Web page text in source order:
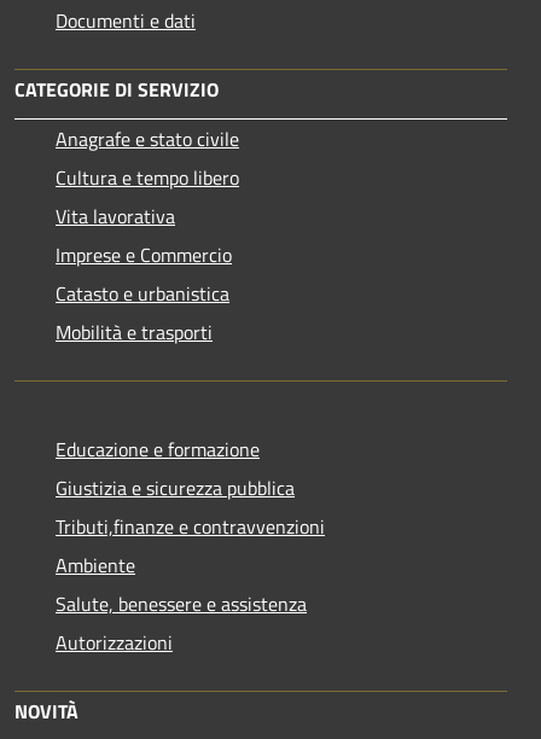
Documenti e dati
CATEGORIE DI SERVIZIO
Anagrafe e stato civile
Cultura e tempo libero
Vita lavorativa
Imprese e Commercio
Catasto e urbanistica
Mobilità e trasporti
Educazione e formazione
Giustizia e sicurezza pubblica
Tributi,finanze e contravvenzioni
Ambiente
Salute, benessere e assistenza
Autorizzazioni
NOVITÀ